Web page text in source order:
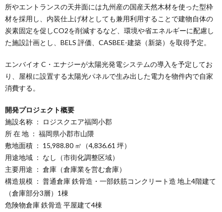
所やエントランスの天井面には九州産の国産天然木材を使った型枠
材を採用し、内装仕上げ材としても兼用利用することで建物自体の
炭素固定を促しCO2を削減するなど、環境や省エネルギーに配慮し
た施設計画とし、BELS 評価、CASBEE-建築（新築）を取得予定。
エンバイオ C・エナジーが太陽光発電システムの導入を予定してお
り、屋根に設置する太陽光パネルで生み出した電力を物件内で自家
消費する。
開発プロジェクト概要
施設名称 ： ロジスクエア福岡小郡
所 在 地 ： 福岡県小郡市山隈
敷地面積 ： 15,988.80 ㎡（4,836.61 坪）
用途地域 ： なし（市街化調整区域）
主要用途 ： 倉庫（倉庫業を営む倉庫）
構造規模 ： 普通倉庫 鉄骨造・一部鉄筋コンクリート造 地上4階建て
（倉庫部分3層）1棟
危険物倉庫 鉄骨造 平屋建て4棟